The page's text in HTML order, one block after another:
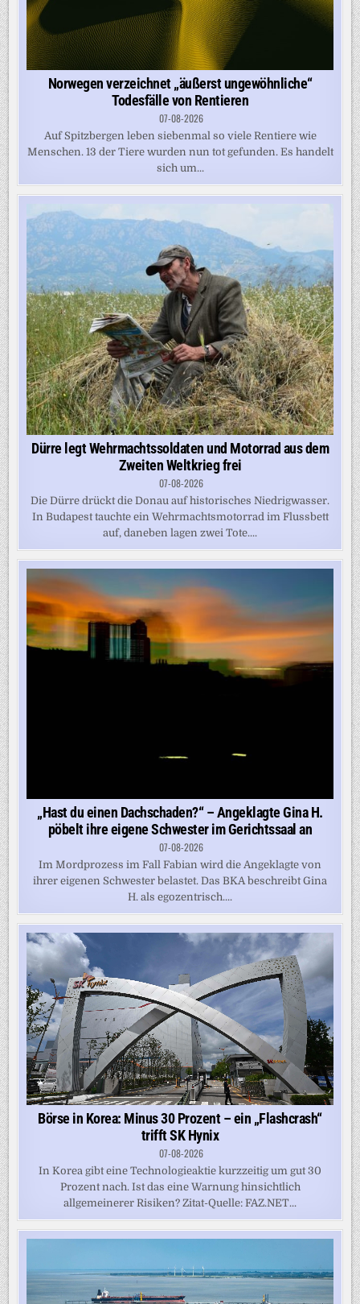
Norwegen verzeichnet „äußerst ungewöhnliche“
Todesfälle von Rentieren
07-08-2026
Auf Spitzbergen leben siebenmal so viele Rentiere wie
Menschen. 13 der Tiere wurden nun tot gefunden. Es handelt
sich um...
Dürre legt Wehrmachtssoldaten und Motorrad aus dem
Zweiten Weltkrieg frei
07-08-2026
Die Dürre drückt die Donau auf historisches Niedrigwasser.
In Budapest tauchte ein Wehrmachtsmotorrad im Flussbett
auf, daneben lagen zwei Tote....
„Hast du einen Dachschaden?“ – Angeklagte Gina H.
pöbelt ihre eigene Schwester im Gerichtssaal an
07-08-2026
Im Mordprozess im Fall Fabian wird die Angeklagte von
ihrer eigenen Schwester belastet. Das BKA beschreibt Gina
H. als egozentrisch....
Börse in Korea: Minus 30 Prozent – ein „Flashcrash“
trifft SK Hynix
07-08-2026
In Korea gibt eine Technologieaktie kurzzeitig um gut 30
Prozent nach. Ist das eine Warnung hinsichtlich
allgemeinerer Risiken? Zitat-Quelle: FAZ.NET...